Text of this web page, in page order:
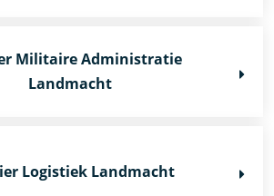
Militaire Administratie
Landmacht
Logistiek Landmacht